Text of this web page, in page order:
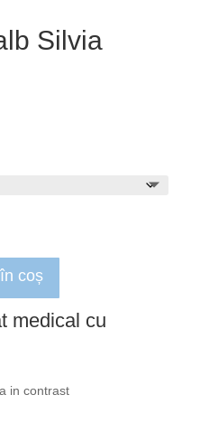
Silvia
coș
medical cu
in contrast